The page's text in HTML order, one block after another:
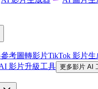
參考圖轉影片TikTok 影片生
影片升級工具 更多影片 AI